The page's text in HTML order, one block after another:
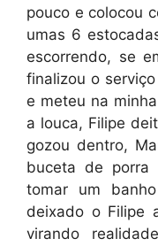
pouco e colocou
umas 6
escorrendo, se
finalizou o
e meteu na
a louca, Filipe
gozou dentro,
buceta de porra
tomar um
deixado o Filipe
virando